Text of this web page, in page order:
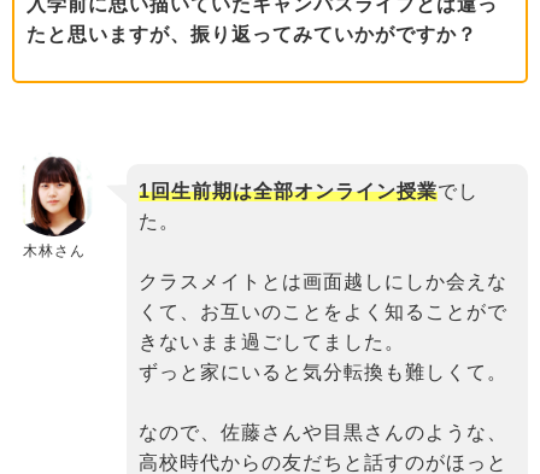
入学前に思い描いていたキャンパスライフとは違っ
たと思いますが、振り返ってみていかがですか？
木林さん
1回生前期は全部オンライン授業でし
た。
クラスメイトとは画面越しにしか会えな
くて、お互いのことをよく知ることがで
きないまま過ごしてました。
ずっと家にいると気分転換も難しくて。
なので、佐藤さんや目黒さんのような、
高校時代からの友だちと話すのがほっと